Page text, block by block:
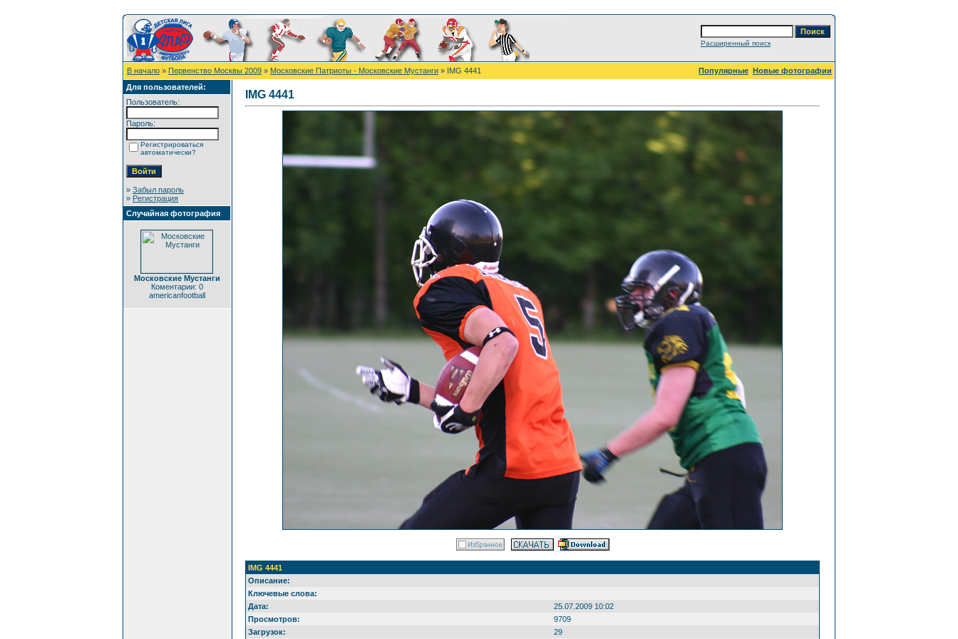
Расширенный поиск
В начало » Первенство Москвы 2009 » Московские Патриоты - Московские Мустанги » IMG 4441 Популярные Новые фотографии
Для пользователей:
Пользователь:
Пароль:
Регистрироваться
автоматически?
» Забыл пароль
» Регистрация
Случайная фотография
Московские Мустанги
Коментарии: 0
americanfootball
IMG 4441
IMG 4441
Описание:
Ключевые слова:
Дата:
25.07.2009 10:02
Просмотров:
9709
Загрузок:
29